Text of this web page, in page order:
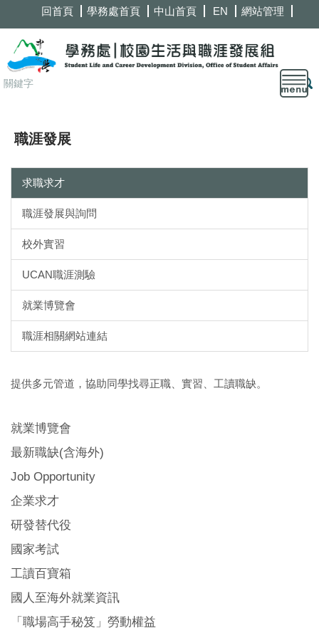
到
要
內
容
回首頁 學務處首頁 中山首頁 EN 網站管理
職涯發展
求職求才
職涯發展與詢問
校外實習
UCAN職涯測驗
就業博覽會
職涯相關網站連結
提供多元管道，協助同學找尋正職、實習、工讀職缺。
就業博覽會
最新職缺(含海外)
Job Opportunity
企業求才
研發替代役
國家考試
工讀百寶箱
國人至海外就業資訊
「職場高手秘笈」勞動權益